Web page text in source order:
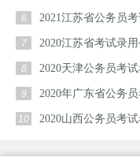
6 2021江苏省公务员
7 2020江苏省考试录
8 2020天津公务员考
9 2020年广东省公务
10 2020山西公务员考